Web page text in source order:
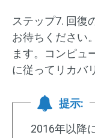
ステップ7. 回復
お待ちください
ます。コンピュ
に従ってリカバ
提示:
2016年以降